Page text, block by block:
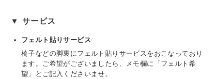
▼ サービス
フェルト貼りサービス
椅子などの脚裏にフェルト貼りサービスをおこなっており
ます。ご希望がございましたら、メモ欄に「フェルト希
望」とご記入くださいませ。